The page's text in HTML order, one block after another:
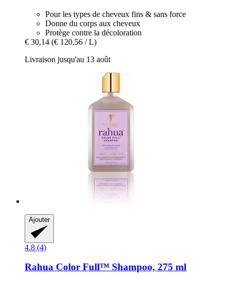
Pour les types de cheveux fins & sans force
Donne du corps aux cheveux
Protège contre la décoloration
€ 30,14 (€ 120,56 / L)
Livraison jusqu'au 13 août
Ajouter
4.8 (4)
Rahua Color Full™ Shampoo, 275 ml